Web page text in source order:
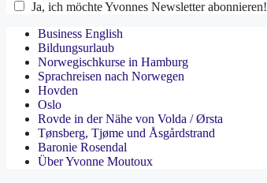
Ja, ich möchte Yvonnes Newsletter abonnieren!
Business English
Bildungsurlaub
Norwegischkurse in Hamburg
Sprachreisen nach Norwegen
Hovden
Oslo
Rovde in der Nähe von Volda / Ørsta
Tønsberg, Tjøme und Åsgårdstrand
Baronie Rosendal
Über Yvonne Moutoux